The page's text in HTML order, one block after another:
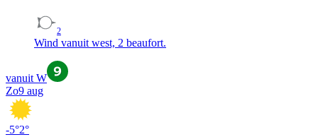
2
Wind vanuit west, 2 beaufort.
vanuit W
Zo9 aug
-5°2°